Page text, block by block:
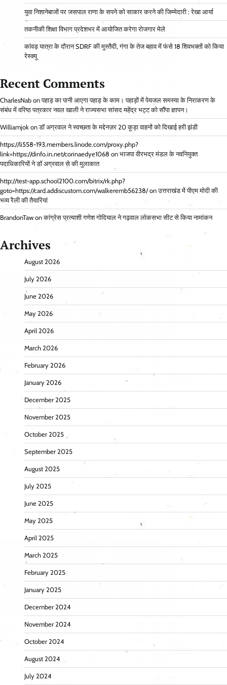
युवा निशानेबाजों पर जसपाल राणा के सपने को साकार करने की जिम्मेदारी : रेखा आर्या
तकनीकी शिक्षा विभाग प्रदेशभर में आयोजित करेगा रोजगार मेले
कांवड़ यात्रा के दौरान SDRF की मुस्तैदी, गंगा के तेज बहाव में फंसे 18 शिवभक्तों को किया
रेस्क्यू
Recent Comments
CharlesNab onपहाड़ का पानी आएगा पहाड़ के काम। पहाड़ों में पेयजल समस्या के निराकरण के
संबंध में वरिष्ठ पत्रकार नवल खाली ने राज्यसभा सांसद महेंद्र भट्ट को सौंपा ज्ञापन।
Williamjok onडॉ अग्रवाल ने स्वच्छता के मद्देनज़र 20 कूड़ा वाहनों को दिखाई हरी झंडी
https://li558-193.members.linode.com/proxy.php?
link=https://dinfo.in.net/corinaedye1068 on भाजपा वीरभद्र मंडल के नवनियुक्त
पदाधिकारियों ने डॉ अग्रवाल से की मुलाकात
http://test-app.school2100.com/bitrix/rk.php?
goto=https://card.addiscustom.com/walkeremb56238/onउत्तराखंड में पीएम मोदी की
भव्य रैली की तैयारियां
BrandonTaw onकांग्रेस प्रत्याशी गणेश गोदियाल ने गढ़वाल लोकसभा सीट से किया नामांकन
Archives
August 2026
July 2026
June 2026
May 2026
April 2026
March 2026
February 2026
January 2026
December 2025
November 2025
October 2025
September 2025
August 2025
July 2025
June 2025
May 2025
April 2025
March 2025
February 2025
January 2025
December 2024
November 2024
October 2024
August 2024
July 2024